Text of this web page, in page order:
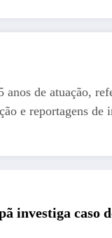
de atuação,
e reportagens de
investiga caso